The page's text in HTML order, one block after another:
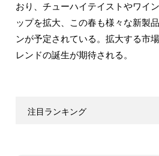
おり、チューハイテイストやワイ
ップを拡大、この春も様々な新製
ンが予定されている。拡大する市
レンドの誕生が期待される。
注目ランキング